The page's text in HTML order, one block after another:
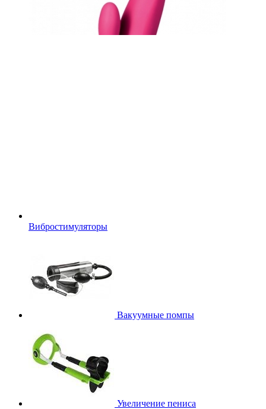
Вибростимуляторы
Вакуумные помпы
Увеличение пениса